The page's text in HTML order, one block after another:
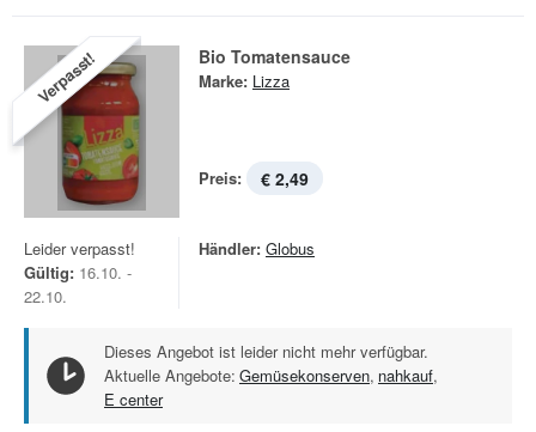
Verpasst! Bio Tomatensauce
Marke: Lizza
Preis: € 2,49
Leider verpasst!
Gültig: 16.10. -
22.10.
Händler: Globus
Dieses Angebot ist leider nicht mehr verfügbar.
Aktuelle Angebote: Gemüsekonserven, nahkauf,
E center